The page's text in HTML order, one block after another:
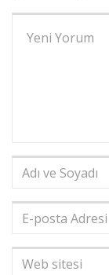
Adı
Soyadı*
posta
Adresi*
Web